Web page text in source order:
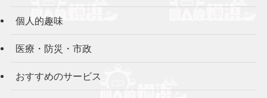
個人的趣味
医療・防災・市政
おすすめのサービス